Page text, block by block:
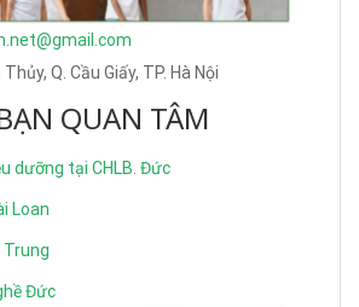
Q. Cầu Giấy, TP. Hà Nội
QUAN TÂM
dưỡng tại CHLB. Đức
Loan
Trung
Đức